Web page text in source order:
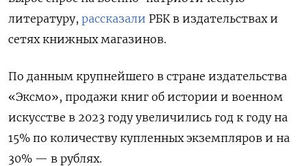
литературу, рассказали РБК в издательствах и
сетях книжных магазинов.
По данным крупнейшего в стране издательства
«Эксмо», продажи книг об истории и военном
искусстве в 2023 году увеличились год к году на
15% по количеству купленных экземпляров и на
30% — в рублях.